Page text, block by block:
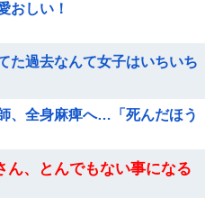
おしい！
た過去なんて女子はいちいち
、全身麻痺へ…「死んだほう
ん、とんでもない事になる